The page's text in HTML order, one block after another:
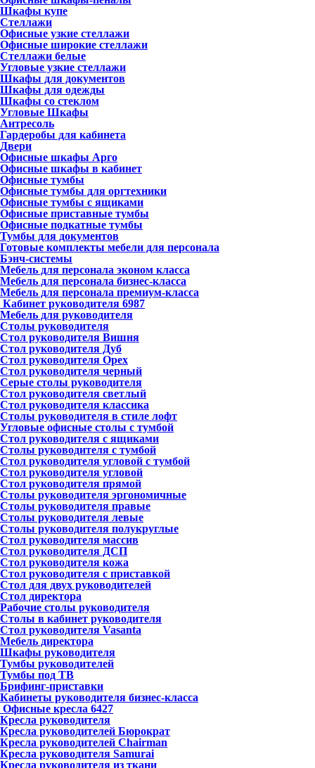
Шкафы купе
Стеллажи
Офисные узкие стеллажи
Офисные широкие стеллажи
Стеллажи белые
Угловые узкие стеллажи
Шкафы для документов
Шкафы для одежды
Шкафы со стеклом
Угловые Шкафы
Антресоль
Гардеробы для кабинета
Двери
Офисные шкафы Арго
Офисные шкафы в кабинет
Офисные тумбы
Офисные тумбы для оргтехники
Офисные тумбы с ящиками
Офисные приставные тумбы
Офисные подкатные тумбы
Тумбы для документов
Готовые комплекты мебели для персонала
Бэнч-системы
Мебель для персонала эконом класса
Мебель для персонала бизнес-класса
Мебель для персонала премиум-класса
Кабинет руководителя 6987
Мебель для руководителя
Столы руководителя
Стол руководителя Вишня
Стол руководителя Дуб
Стол руководителя Орех
Стол руководителя черный
Серые столы руководителя
Стол руководителя светлый
Стол руководителя классика
Столы руководителя в стиле лофт
Угловые офисные столы с тумбой
Стол руководителя с ящиками
Столы руководителя с тумбой
Стол руководителя угловой с тумбой
Стол руководителя угловой
Стол руководителя прямой
Столы руководителя эргономичные
Столы руководителя правые
Столы руководителя левые
Столы руководителя полукруглые
Стол руководителя массив
Стол руководителя ДСП
Стол руководителя кожа
Стол руководителя с приставкой
Стол для двух руководителей
Стол директора
Рабочие столы руководителя
Столы в кабинет руководителя
Стол руководителя Vasanta
Мебель директора
Шкафы руководителя
Тумбы руководителей
Тумбы под ТВ
Брифинг-приставки
Кабинеты руководителя бизнес-класса
Офисные кресла 6427
Кресла руководителя
Кресла руководителей Бюрократ
Кресла руководителей Chairman
Кресла руководителя Samurai
Кресла руководителя из ткани